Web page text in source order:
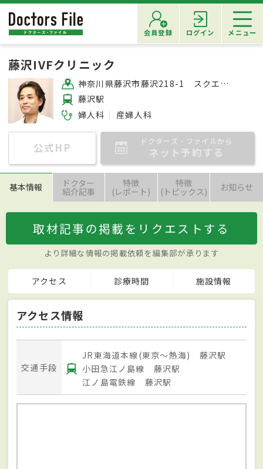
会員登録 ログイン メニュー
藤沢IVFクリニック
神奈川県藤沢市藤沢218-1 スクエア藤沢 3F
藤沢駅
婦人科
産婦人科
公式HP ドクターズ・ファイルから
ネット予約する
基本情報 ドクター
紹介記事
特徴
(レポート)
特徴
(トピックス) お知らせ
取材記事の掲載をリクエストする
より詳細な情報の掲載依頼を編集部が承ります
アクセス 診療時間 施設情報
アクセス情報
交通手段
JR東海道本線(東京～熱海) 藤沢駅
小田急江ノ島線 藤沢駅
江ノ島電鉄線 藤沢駅